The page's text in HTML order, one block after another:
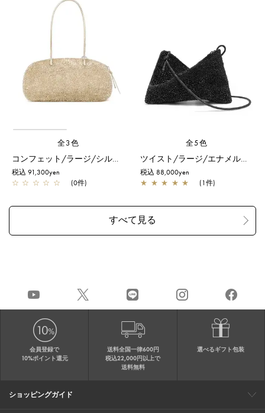
全3色
コンフェット/ラージ/シルバーゴールド
税込 91,300yen
☆ ☆ ☆ ☆ ☆ (0件)
全5色
ツイスト/ラージ/エナメルブラック
税込 88,000yen
★ ★ ★ ★ ★ (1件)
会員登録で
10%ポイント還元
送料全国一律600円
税込22,000円以上で
送料無料
選べるギフト包装
ショッピングガイド